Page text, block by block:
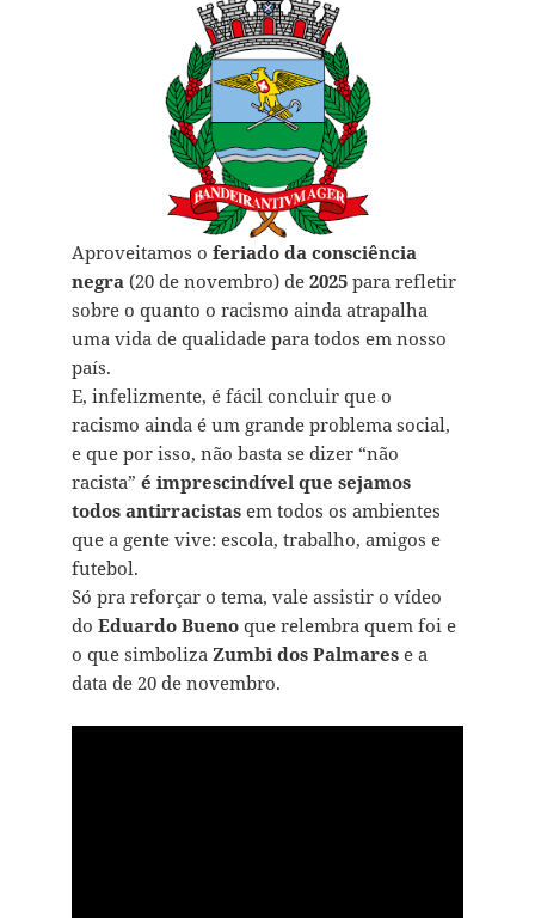
Aproveitamos o feriado da consciência
negra (20 de novembro) de 2025para refletir
sobre o quanto o racismo ainda atrapalha
uma vida de qualidade para todos em nosso
país.
E, infelizmente, é fácil concluir que o
racismo ainda é um grande problema social,
e que por isso, não basta se dizer “não
racista” é imprescindível que sejamos
todos antirracistasem todos os ambientes
que a gente vive: escola, trabalho, amigos e
futebol.
Só pra reforçar o tema, vale assistir o vídeo
do Eduardo Buenoque relembra quem foi e
o que simboliza Zumbi dos Palmares e a
data de 20 de novembro.